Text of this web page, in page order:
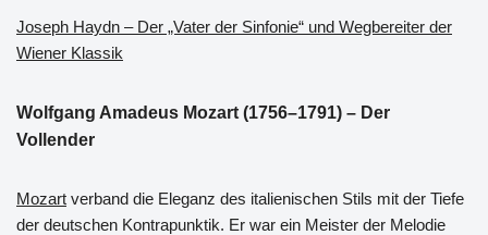
Joseph Haydn – Der „Vater der Sinfonie“ und Wegbereiter der
Wiener Klassik
Wolfgang Amadeus Mozart (1756–1791) – Der
Vollender
Mozart verband die Eleganz des italienischen Stils mit der Tiefe
der deutschen Kontrapunktik. Er war ein Meister der Melodie